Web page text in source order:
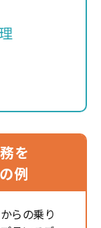
を
例
らの乗り